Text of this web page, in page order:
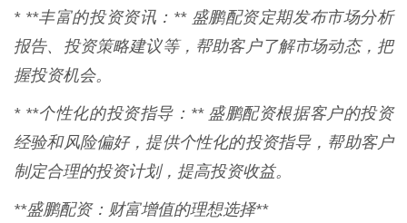
* **丰富的投资资讯：** 盛鹏配资定期发布市场分析
报告、投资策略建议等，帮助客户了解市场动态，把
握投资机会。
* **个性化的投资指导：** 盛鹏配资根据客户的投资
经验和风险偏好，提供个性化的投资指导，帮助客户
制定合理的投资计划，提高投资收益。
**盛鹏配资：财富增值的理想选择**